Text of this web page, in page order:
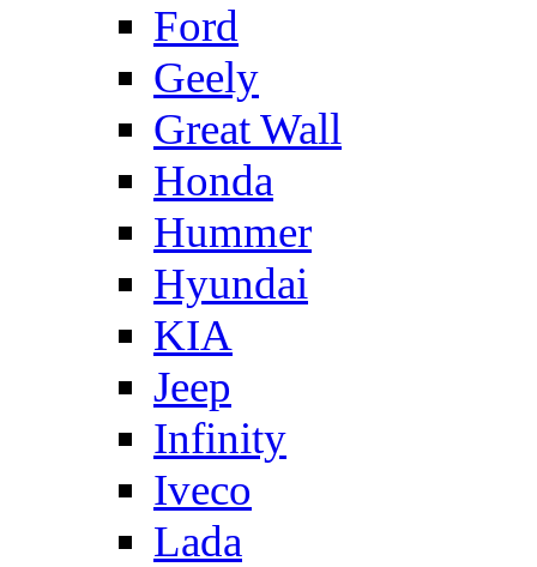
Ford
Geely
Great Wall
Honda
Hummer
Hyundai
KIA
Jeep
Infinity
Iveco
Lada